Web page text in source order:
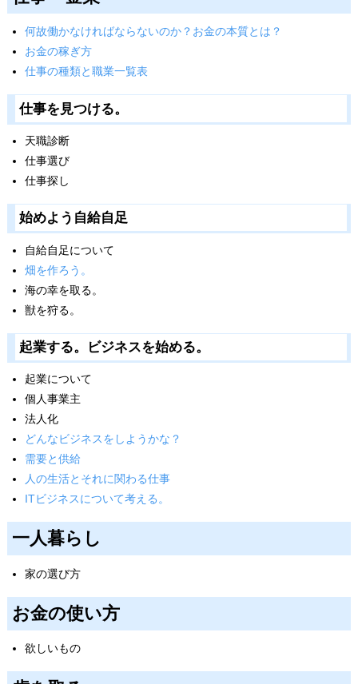
何故働かなければならないのか？お金の本質とは？
お金の稼ぎ方
仕事の種類と職業一覧表
仕事を見つける。
天職診断
仕事選び
仕事探し
始めよう自給自足
自給自足について
畑を作ろう。
海の幸を取る。
獣を狩る。
起業する。ビジネスを始める。
起業について
個人事業主
法人化
どんなビジネスをしようかな？
需要と供給
人の生活とそれに関わる仕事
ITビジネスについて考える。
一人暮らし
家の選び方
お金の使い方
欲しいもの